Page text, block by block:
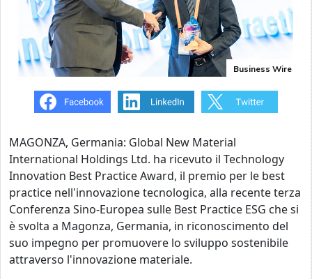
Business Wire
MAGONZA, Germania: Global New Material
International Holdings Ltd. ha ricevuto il Technology
Innovation Best Practice Award, il premio per le best
practice nell'innovazione tecnologica, alla recente terza
Conferenza Sino-Europea sulle Best Practice ESG che si
è svolta a Magonza, Germania, in riconoscimento del
suo impegno per promuovere lo sviluppo sostenibile
attraverso l'innovazione materiale.